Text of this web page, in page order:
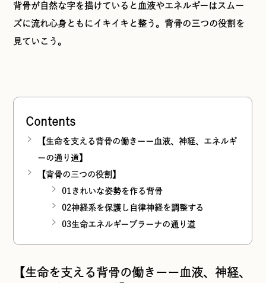
背骨が自然な字を描けていると血液やエネルギーはスムー
ズに流れ心身ともにイキイキと整う。背骨の三つの役割を
見ていこう。
Contents
【生命を支える背骨の働きーー血液、神経、エネルギ
ーの通り道】
【背骨の三つの役割】
01きれいな姿勢を作る背骨
02神経系を保護し自律神経を調整する
03生命エネルギープラーナの通り道
【生命を支える背骨の働きーー血液、神経、